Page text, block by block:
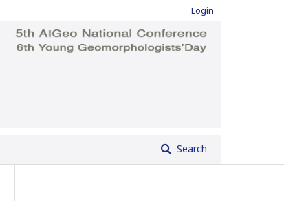
Search
Login